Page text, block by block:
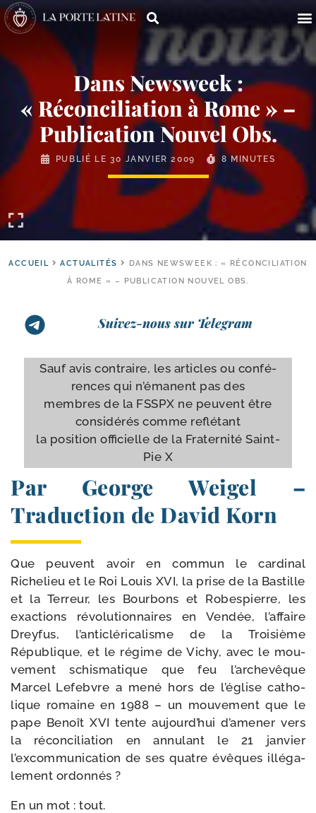
Dans Newsweek :
« Réconciliation à Rome » –
Publication Nouvel Obs.
PUBLIÉ LE 30 JANVIER 2009 8 MINUTES
ACCUEIL ACTUALITÉS
DANS NEWSWEEK : « RÉCONCILIATION
À ROME » – PUBLICATION NOUVEL OBS.
Suivez-nous sur Telegram
Sauf avis contraire, les articles ou confé­
rences qui n’é­manent pas des
membres de la FSSPX ne peuvent être
consi­dé­rés comme reflé­tant
la posi­tion offi­cielle de la Fraternité Saint-​
Pie X
Par George Weigel –
Traduction de David Korn
Que peuvent avoir en com­mun le car­di­nal
Richelieu et le Roi Louis XVI, la prise de la Bastille
et la Terreur, les Bourbons et Robespierre, les
exac­tions révo­lu­tion­naires en Vendée, l’affaire
Dreyfus, l’anticléricalisme de la Troisième
République, et le régime de Vichy, avec le mou­
ve­ment schis­ma­tique que feu l’archevêque
Marcel Lefebvre a mené hors de l’église catho­
lique romaine en 1988 – un mou­ve­ment que le
pape Benoît XVI tente aujourd’hui d’amener vers
la récon­ci­lia­tion en annu­lant le 21 jan­vier
l’excommunication de ses quatre évêques illé­ga­
le­ment ordonnés ?
En un mot : tout.